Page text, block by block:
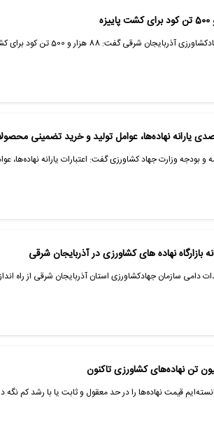
و بودجه وزارت جهاد کشاورزی گفت: اعتبارات یارانه
بازارگاه نهاده های کشاورزی در آذربایجان شرقی
دامی سازمان جهادکشاورزی استان آذربایجان شرقی از راه
قیمت نهاده‌ها را در حد معقول و ثابت یا با رشد کم